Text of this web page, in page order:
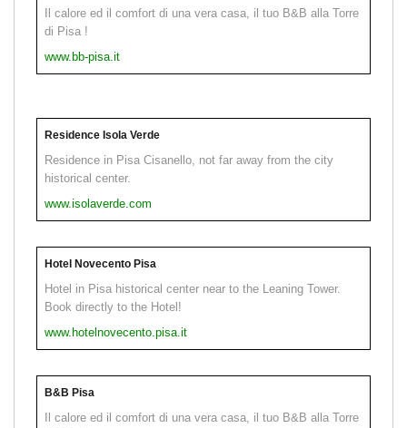
Il calore ed il comfort di una vera casa, il tuo B&B alla Torre
di Pisa !
www.bb-pisa.it
Residence Isola Verde
Residence in Pisa Cisanello, not far away from the city
historical center.
www.isolaverde.com
Hotel Novecento Pisa
Hotel in Pisa historical center near to the Leaning Tower.
Book directly to the Hotel!
www.hotelnovecento.pisa.it
B&B Pisa
Il calore ed il comfort di una vera casa, il tuo B&B alla Torre